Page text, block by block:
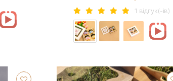
1 вiдгук(-iв)